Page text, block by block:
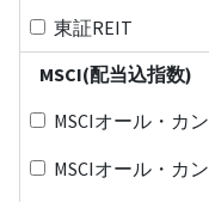
東証REIT
MSCI(配当込指数)
MSCIオール・カ
MSCIオール・カ